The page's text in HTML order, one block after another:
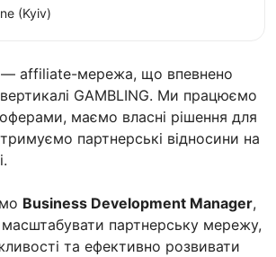
— affiliate-мережа, що впевнено
GAMBLING. Ми працюємо
маємо власні рішення для
партнерські відносини на
Business Development Manager,
партнерську мережу,
та ефективно розвивати
(Kyiv)